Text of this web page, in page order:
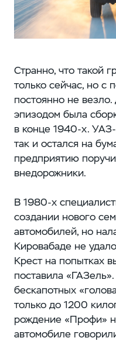
Странно, что такой
только сейчас, но с
постоянно не
эпизодом была
в конце 1940-х.
так и остался на
предприятию
внедорожники.
В 1980-х
создании нового
автомобилей, но
Кировабаде не
Крест на попытках
поставила
бескапотных
только до 1200
рождение «Профи»
автомобиле